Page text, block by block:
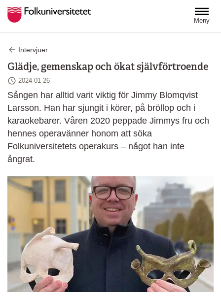
Meny
Intervjuer
Glädje, gemenskap och ökat självförtroende
Senast ändrad
2024-01-26
Sången har alltid varit viktig för Jimmy Blomqvist
Larsson. Han har sjungit i körer, på bröllop och i
karaokebarer. Våren 2020 peppade Jimmys fru och
hennes operavänner honom att söka
Folkuniversitetets operakurs – något han inte
ångrat.